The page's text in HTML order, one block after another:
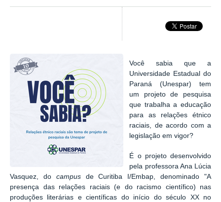
Você sabia que a
Universidade Estadual do
Paraná (Unespar) tem
um projeto de pesquisa
que trabalha a educação
para as relações étnico
raciais, de acordo com a
legislação em vigor?
É o projeto desenvolvido
pela professora Ana Lúcia
Vasquez, do campusde Curitiba I/Embap, denominado "A
presença das relações raciais (e do racismo científico) nas
produções literárias e científicas do início do século XX no